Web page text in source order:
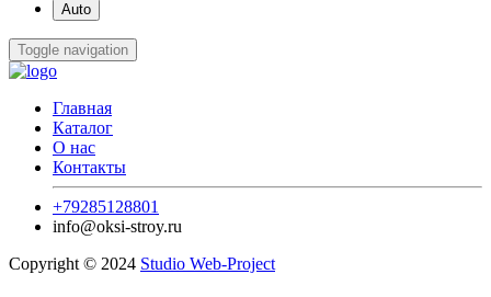
Auto
Toggle navigation
Главная
Каталог
О нас
Контакты
+79285128801
info@oksi-stroy.ru
Copyright © 2024 Studio Web-Project